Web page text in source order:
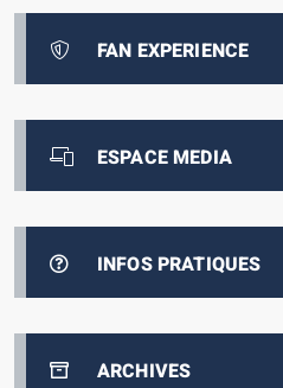
FAN EXPERIENCE
ESPACE MEDIA
INFOS PRATIQUES
ARCHIVES